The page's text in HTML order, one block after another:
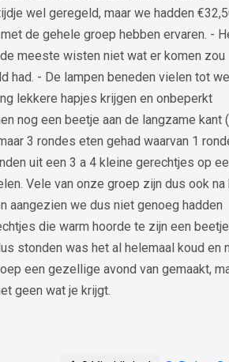
wel geregeld, maar we hadden
de gehele groep hebben ervaren. -
meeste wisten niet wat er komen zou
had. - De lampen beneden vielen tot
lekkere hapjes krijgen en onbeperkt
nog een beetje aan de langzame kant
3 rondes eten gehad waarvan 1
uit een 3 a 4 kleine gerechtjes op
Vele van onze groep zijn dus ook na
aangezien we dus niet genoeg hadden
die warm hoorde te zijn een beetje
stonden was het al helemaal koud en
een gezellige avond van gemaakt,
geen wat je krijgt.